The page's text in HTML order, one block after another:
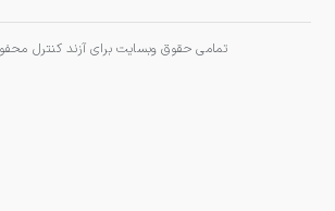
تمامی حقوق وبسایت برای آزند کنترل